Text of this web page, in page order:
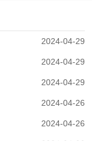
2024-04-29
2024-04-29
2024-04-29
2024-04-26
2024-04-26